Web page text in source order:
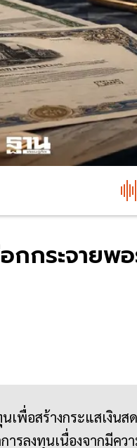
กกระจายพ
เพื่อสร้างกระแสเงิน
ารลงทุนเนื่องจากมีค